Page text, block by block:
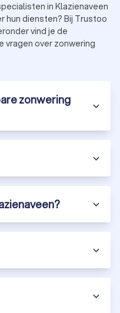
in Klazienaveen
hun diensten? Bij Trustoo
vind je de
over zonwering
zonwering